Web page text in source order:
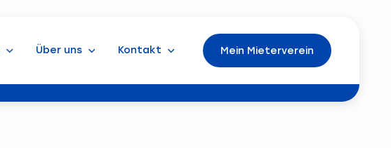
Über uns Kontakt Mein Mieterverein